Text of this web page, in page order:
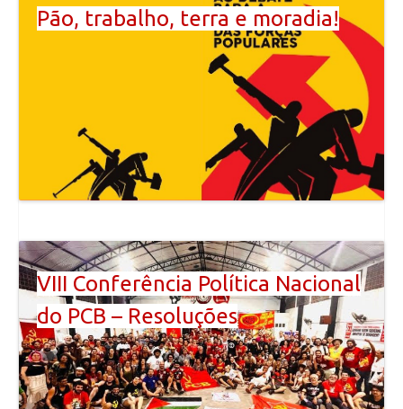
Pão, trabalho, terra e moradia!
VIII Conferência Política Nacional
do PCB – Resoluções